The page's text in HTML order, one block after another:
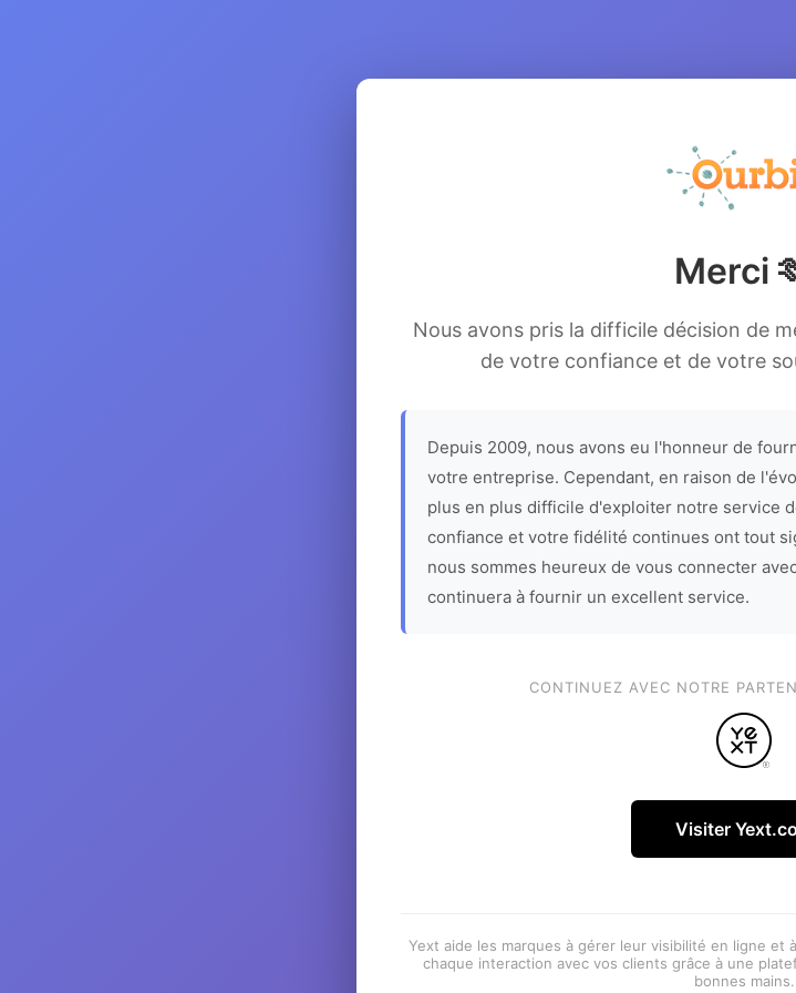
Merci
Nous avons pris la difficile décision de
de votre confiance et de votre
Depuis 2009, nous avons eu l'honneur de
votre entreprise. Cependant, en raison de
plus en plus difficile d'exploiter notre service
confiance et votre fidélité continues ont tout
nous sommes heureux de vous connecter
continuera à fournir un excellent service.
CONTINUEZ AVEC NOTRE
Visiter
Yext aide les marques à gérer leur visibilité en ligne et
chaque interaction avec vos clients grâce à une
bonnes mains.